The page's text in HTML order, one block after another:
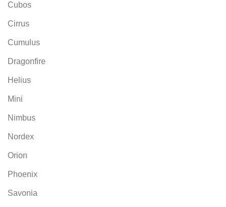
Cubos
Cirrus
Cumulus
Dragonfire
Helius
Mini
Nimbus
Nordex
Orion
Phoenix
Savonia